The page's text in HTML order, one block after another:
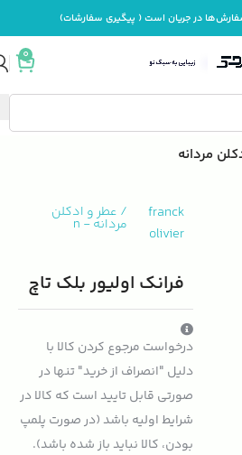
در جریان است ( پیگیری سفارشات)
0
مردانه
franck
olivier
/ عطر و ادکلن
مردانه-
n
فرانک اولیور بلک تاچ
درخواست مرجوع کردن کالا با
دلیل "انصراف از خرید" تنها در
صورتی قابل تایید است که کالا در
شرایط اولیه باشد (در صورت پلمپ
بودن، کالا نباید باز شده باشد).